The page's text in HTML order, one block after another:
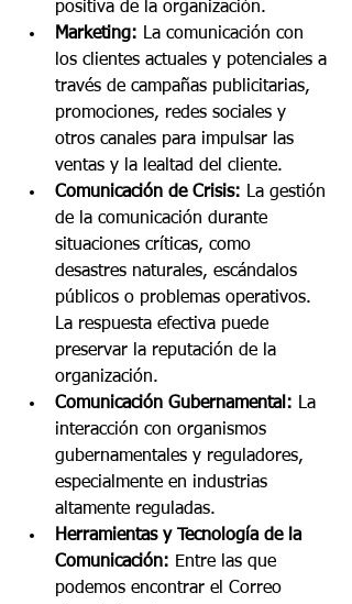
positiva de la organización.
Marketing: La comunicación con
los clientes actuales y potenciales a
través de campañas publicitarias,
promociones, redes sociales y
otros canales para impulsar las
ventas y la lealtad del cliente.
Comunicación de Crisis: La gestión
de la comunicación durante
situaciones críticas, como
desastres naturales, escándalos
públicos o problemas operativos.
La respuesta efectiva puede
preservar la reputación de la
organización.
Comunicación Gubernamental: La
interacción con organismos
gubernamentales y reguladores,
especialmente en industrias
altamente reguladas.
Herramientas y Tecnología de la
Comunicación: Entre las que
podemos encontrar el Correo